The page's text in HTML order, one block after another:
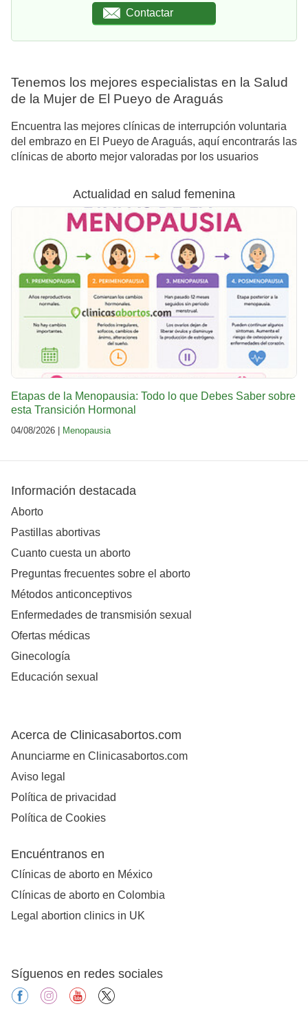
Contactar
Tenemos los mejores especialistas en la Salud
de la Mujer de El Pueyo de Araguás
Encuentra las mejores clínicas de interrupción voluntaria
del embrazo en El Pueyo de Araguás, aquí encontrarás las
clínicas de aborto mejor valoradas por los usuarios
Actualidad en salud femenina
Etapas de la Menopausia: Todo lo que Debes Saber sobre
esta Transición Hormonal
04/08/2026 | Menopausia
Información destacada
Aborto
Pastillas abortivas
Cuanto cuesta un aborto
Preguntas frecuentes sobre el aborto
Métodos anticonceptivos
Enfermedades de transmisión sexual
Ofertas médicas
Ginecología
Educación sexual
Acerca de Clinicasabortos.com
Anunciarme en Clinicasabortos.com
Aviso legal
Política de privacidad
Política de Cookies
Encuéntranos en
Clínicas de aborto en México
Clínicas de aborto en Colombia
Legal abortion clinics in UK
Síguenos en redes sociales
facebookinstagramyoutube